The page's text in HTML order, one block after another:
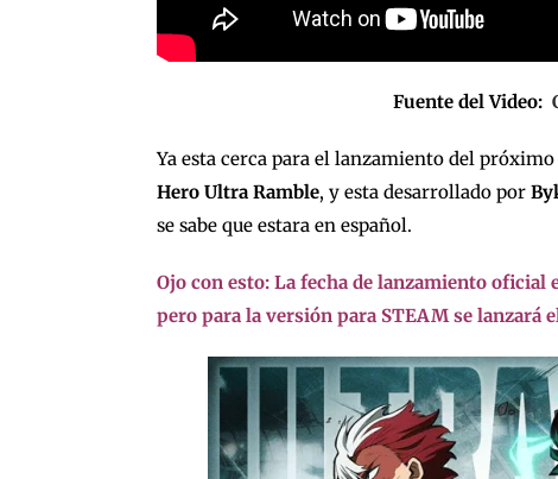
Fuente del Video:
Ya esta cerca para el lanzamiento del
Hero Ultra Ramble, y esta desarrollado por
se sabe que estara en español.
Ojo con esto: La fecha de lanzamiento oficial
pero para la versión para STEAM se lanzará